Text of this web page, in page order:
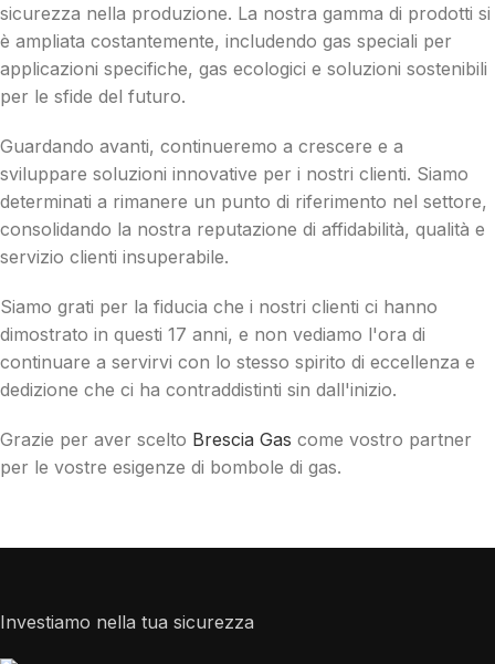
sicurezza nella produzione. La nostra gamma di prodotti si
è ampliata costantemente, includendo gas speciali per
applicazioni specifiche, gas ecologici e soluzioni sostenibili
per le sfide del futuro.
Guardando avanti, continueremo a crescere e a
sviluppare soluzioni innovative per i nostri clienti. Siamo
determinati a rimanere un punto di riferimento nel settore,
consolidando la nostra reputazione di affidabilità, qualità e
servizio clienti insuperabile.
Siamo grati per la fiducia che i nostri clienti ci hanno
dimostrato in questi 17 anni, e non vediamo l'ora di
continuare a servirvi con lo stesso spirito di eccellenza e
dedizione che ci ha contraddistinti sin dall'inizio.
Grazie per aver scelto Brescia Gas come vostro partner
per le vostre esigenze di bombole di gas.
Investiamo nella tua sicurezza